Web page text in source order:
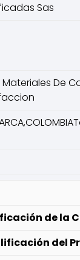
Sas
De
de la
del